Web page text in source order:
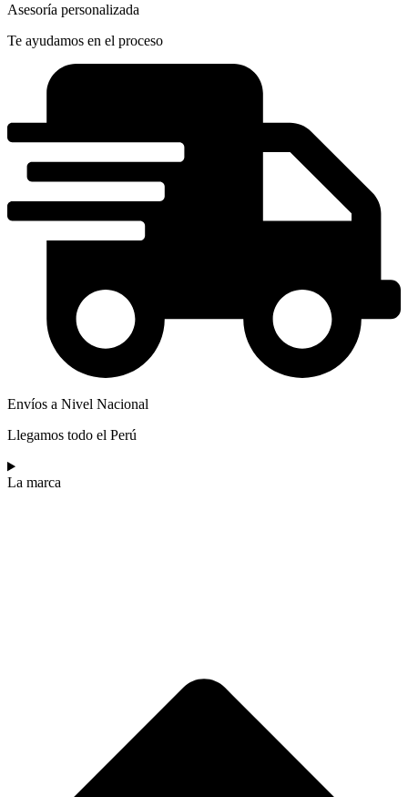
Asesoría personalizada
Te ayudamos en el proceso
Envíos a Nivel Nacional
Llegamos todo el Perú
La marca​